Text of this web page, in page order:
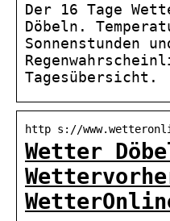
Der 16 Tage
Döbeln.
Sonnenstunden
Tagesübersicht.
http s://
Wetter